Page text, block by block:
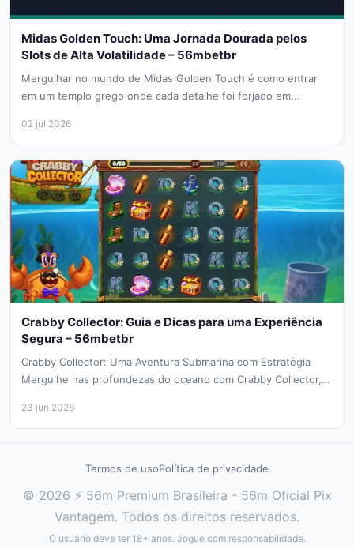
Midas Golden Touch: Uma Jornada Dourada pelos
Slots de Alta Volatilidade – 56mbetbr
Mergulhar no mundo de Midas Golden Touch é como entrar
em um templo grego onde cada detalhe foi forjado em...
02 jul 2026
Crabby Collector: Guia e Dicas para uma Experiência
Segura – 56mbetbr
Crabby Collector: Uma Aventura Submarina com Estratégia
Mergulhe nas profundezas do oceano com Crabby Collector,
23 jun 2026
Termos de usoPolítica de privacidade
© 2026 ⚡ 56m Premium Brasileira - 56m Oficial Pix
Vantagem. Todos os direitos reservados.
O usuário deve ter 18+ anos. Jogue com responsabilidade.